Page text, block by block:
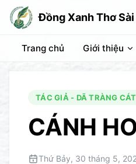
Đồng Xanh Thơ
Trang chủ Giới thiệu
TÁC GIẢ - DÃ TRÀNG CÁT
CÁNH
Thứ Bảy, 30 tháng 5,